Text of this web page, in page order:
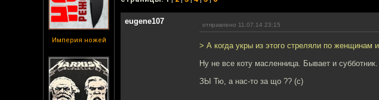
Империя ножей
eugene107 отправлено 11.07.14 23:15
> А когда укры из этого стреляли по женщинам
Ну не все коту масленница. Бывает и субботник.
ЗЫ Тю, а нас-то за що ?? (с)